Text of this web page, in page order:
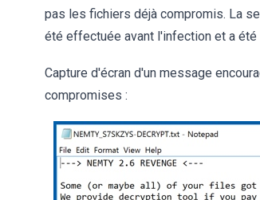
pas les fichiers déjà compromis. La
été effectuée avant l'infection et a
Capture d'écran d'un message
compromises :